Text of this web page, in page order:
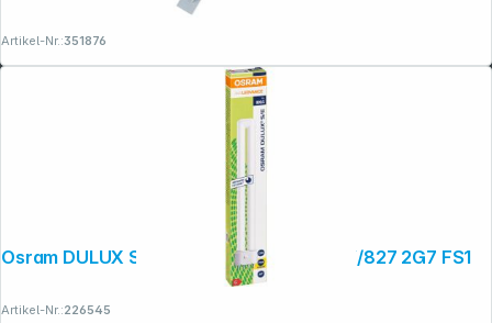
Artikel-Nr.:351876
Osram DULUX S/E Energiesparlampe 11W/827 2G7 FS1
Artikel-Nr.:226545